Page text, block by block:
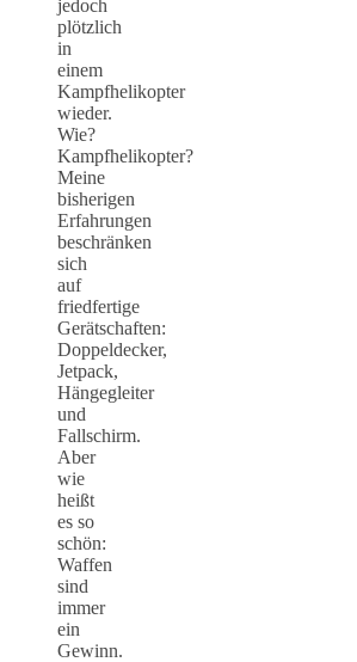
jedoch
plötzlich
in
einem
Kampfhelikopter
wieder.
Wie?
Kampfhelikopter?
Meine
bisherigen
Erfahrungen
beschränken
sich
auf
friedfertige
Gerätschaften:
Doppeldecker,
Jetpack,
Hängegleiter
und
Fallschirm.
Aber
wie
heißt
es so
schön:
Waffen
sind
immer
ein
Gewinn.